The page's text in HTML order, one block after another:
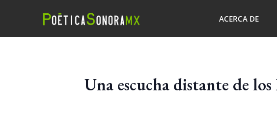
ACERCA DE
Una escucha distante de